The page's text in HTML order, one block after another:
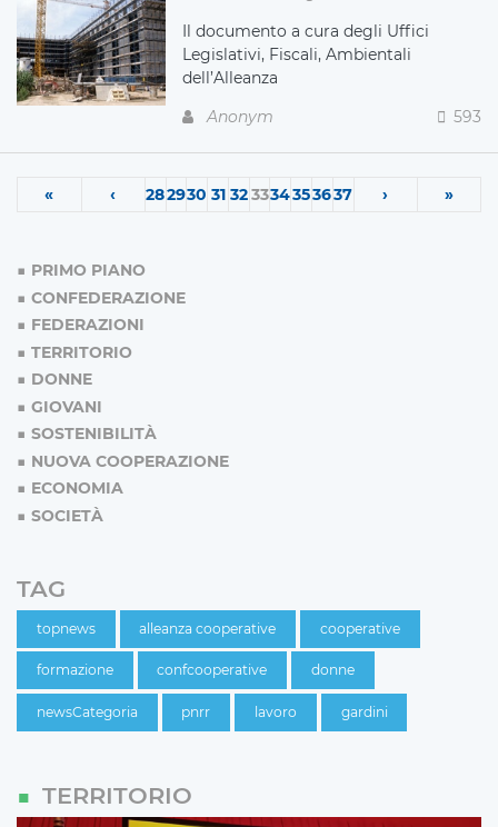
Il documento a cura degli Uffici
Legislativi, Fiscali, Ambientali
dell’Alleanza
Anonym
593
« ‹ 282930 31 323334353637 › »
PRIMO PIANO
CONFEDERAZIONE
FEDERAZIONI
TERRITORIO
DONNE
GIOVANI
SOSTENIBILITÀ
NUOVA COOPERAZIONE
ECONOMIA
SOCIETÀ
TAG
topnews alleanza cooperative cooperative
formazione confcooperative donne
newsCategoria pnrr lavoro gardini
TERRITORIO